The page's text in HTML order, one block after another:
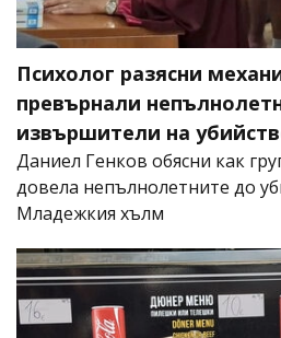
Психолог разясни
превърнали
извършители на
Даниел Генков обясни как
довела непълнолетните до
Младежкия хълм